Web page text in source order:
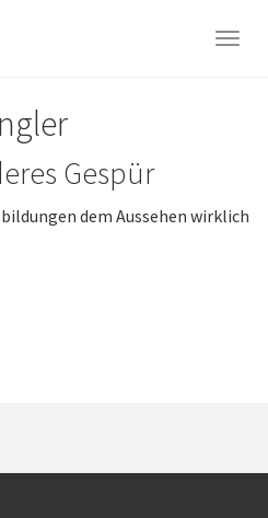
Gespür
dem Aussehen wirklich